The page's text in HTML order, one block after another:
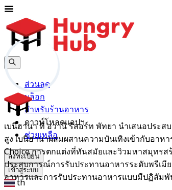
ส่วนลด
บล็อก
สำหรับร้านอาหาร
ดาวน์โหลดแอปฯ
ช่วยเหลือ
ลงทะเบียน
เข้าสู่ระบบ
th
เบนิฮานา ที่ อวานี รีสอร์ท พัทยา นำเสนอประ
สูง เบนิฮานาผสมผสานความบันเทิงเข้ากับอาห
Choice การตกแต่งที่ทันสมัยและวิวมหาสมุทร
ประสบการณ์การรับประทานอาหารระดับพรีเ
อาหารและการรับประทานอาหารแบบมีปฏิสัม